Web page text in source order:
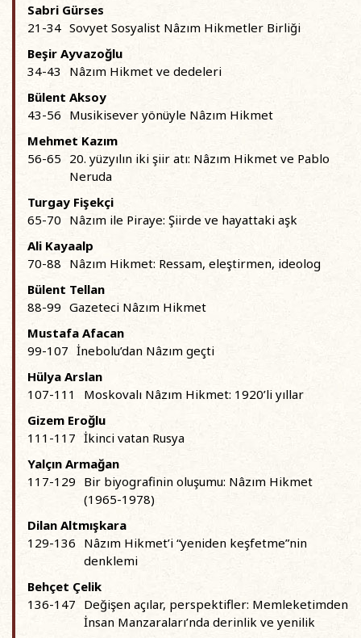
Sabri Gürses
21-34 Sovyet Sosyalist Nâzım Hikmetler Birliği
Beşir Ayvazoğlu
34-43
Nâzım Hikmet ve dedeleri
Bülent Aksoy
43-56 Musikisever yönüyle Nâzım Hikmet
Mehmet Kazım
56-65 20. yüzyılın iki şiir atı: Nâzım Hikmet ve Pablo
Neruda
Turgay Fişekçi
65-70 Nâzım ile Piraye: Şiirde ve hayattaki aşk
Ali Kayaalp
70-88 Nâzım Hikmet: Ressam, eleştirmen, ideolog
Bülent Tellan
88-99 Gazeteci Nâzım Hikmet
Mustafa Afacan
99-107 İnebolu’dan Nâzım geçti
Hülya Arslan
107-111
Moskovalı Nâzım Hikmet: 1920’li yıllar
Gizem Eroğlu
111-117 İkinci vatan Rusya
Yalçın Armağan
117-129 Bir biyografinin oluşumu: Nâzım Hikmet
(1965-1978)
Dilan Altmışkara
129-136 Nâzım Hikmet’i “yeniden keşfetme”nin
denklemi
Behçet Çelik
136-147 Değişen açılar, perspektifler: Memleketimden
İnsan Manzaraları’nda derinlik ve yenilik